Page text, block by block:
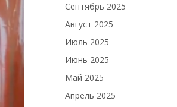
Сентябрь 2025
Август 2025
Июль 2025
Июнь 2025
Май 2025
Апрель 2025